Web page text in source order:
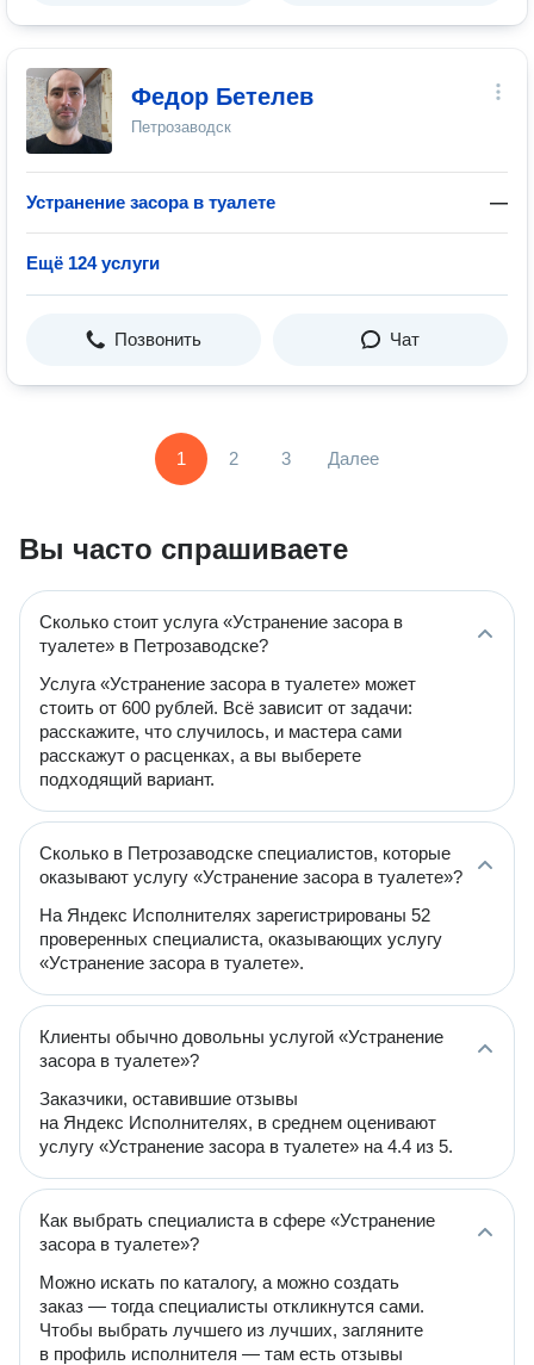
Федор Бетелев
Петрозаводск
Устранение засора в туалете —
Ещё 124 услуги
Позвонить Чат
1 2 3 Далее
Вы часто спрашиваете
Сколько стоит услуга «Устранение засора в
туалете» в Петрозаводске?
Услуга «Устранение засора в туалете» может
стоить от 600 рублей. Всё зависит от задачи:
расскажите, что случилось, и мастера сами
расскажут о расценках, а вы выберете
подходящий вариант.
Сколько в Петрозаводске специалистов, которые
оказывают услугу «Устранение засора в туалете»?
На Яндекс Исполнителях зарегистрированы 52
проверенных специалиста, оказывающих услугу
«Устранение засора в туалете».
Клиенты обычно довольны услугой «Устранение
засора в туалете»?
Заказчики, оставившие отзывы
на Яндекс Исполнителях, в среднем оценивают
услугу «Устранение засора в туалете» на 4.4 из 5.
Как выбрать специалиста в сфере «Устранение
засора в туалете»?
Можно искать по каталогу, а можно создать
заказ — тогда специалисты откликнутся сами.
Чтобы выбрать лучшего из лучших, загляните
в профиль исполнителя — там есть отзывы